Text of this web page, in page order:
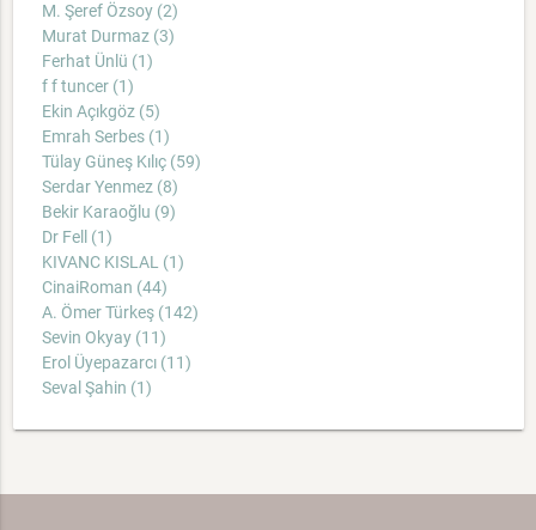
M. Şeref Özsoy (2)
Murat Durmaz (3)
Ferhat Ünlü (1)
f f tuncer (1)
Ekin Açıkgöz (5)
Emrah Serbes (1)
Tülay Güneş Kılıç (59)
Serdar Yenmez (8)
Bekir Karaoğlu (9)
Dr Fell (1)
KIVANC KISLAL (1)
CinaiRoman (44)
A. Ömer Türkeş (142)
Sevin Okyay (11)
Erol Üyepazarcı (11)
Seval Şahin (1)